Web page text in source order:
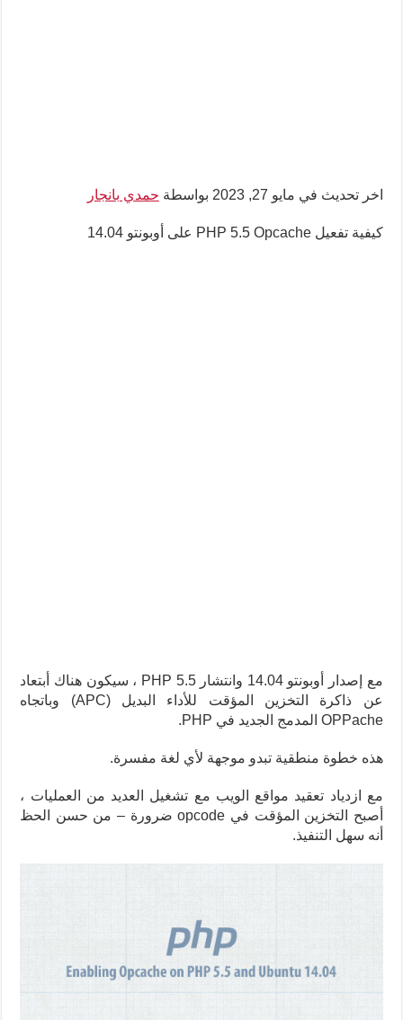
اخر تحديث في مايو 27, 2023 بواسطة حمدي بانجار
كيفية تفعيل PHP 5.5 Opcache على أوبونتو 14.04
مع إصدار أوبونتو 14.04 وانتشار PHP 5.5 ، سيكون هناك أبتعاد
عن ذاكرة التخزين المؤقت للأداء البديل (APC) وباتجاه
OPPache المدمج الجديد في PHP.
هذه خطوة منطقية تبدو موجهة لأي لغة مفسرة.
مع ازدياد تعقيد مواقع الويب مع تشغيل العديد من العمليات ،
أصبح التخزين المؤقت في opcode ضرورة – من حسن الحظ
أنه سهل التنفيذ.